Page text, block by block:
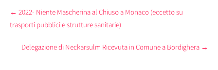
Post
navigation
← 2022- Niente Mascherina al Chiuso a Monaco (eccetto su
trasporti pubblici e strutture sanitarie)
Delegazione di Neckarsulm Ricevuta in Comune a Bordighera →